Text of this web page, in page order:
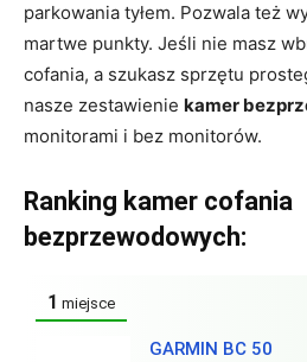
parkowania tyłem. Pozwala też
martwe punkty. Jeśli nie masz
cofania, a szukasz sprzętu
nasze zestawienie kamer
monitorami i bez monitorów.
Ranking kamer cofania
bezprzewodowych:
1 miejsce
GARMIN BC 50